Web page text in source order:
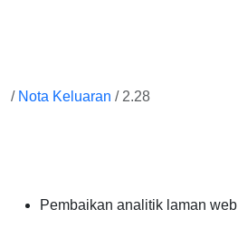
/ Nota Keluaran / 2.28
Pembaikan analitik laman web